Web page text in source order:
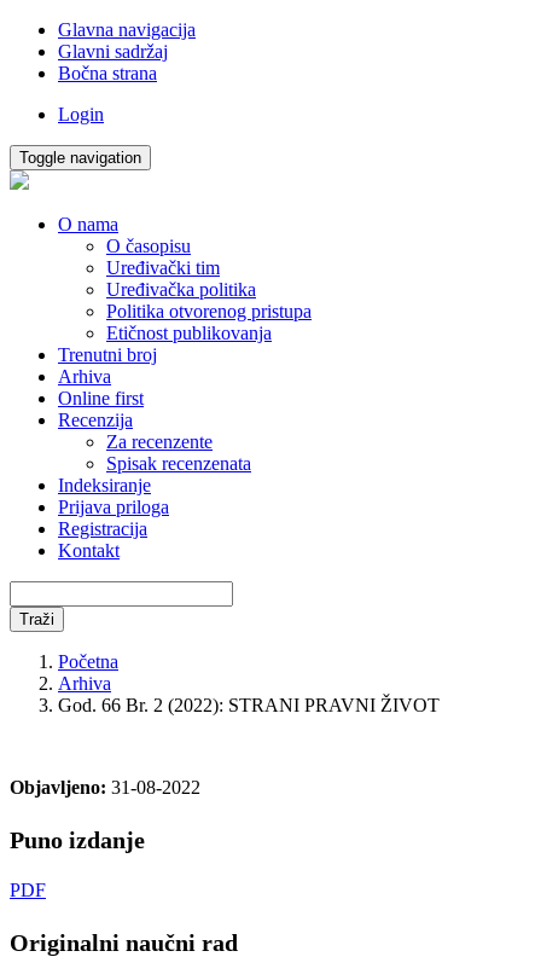
Glavna navigacija
Glavni sadržaj
Bočna strana
Login
Toggle navigation
O nama
O časopisu
Uređivački tim
Uređivačka politika
Politika otvorenog pristupa
Etičnost publikovanja
Trenutni broj
Arhiva
Online first
Recenzija
Za recenzente
Spisak recenzenata
Indeksiranje
Prijava priloga
Registracija
Kontakt
Traži
Početna
Arhiva
God. 66 Br. 2 (2022): STRANI PRAVNI ŽIVOT
Objavljeno: 31-08-2022
Puno izdanje
PDF
Originalni naučni rad